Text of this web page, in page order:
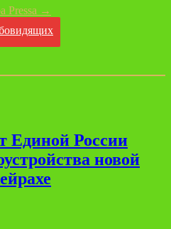
Pressa →
Единой России
новой